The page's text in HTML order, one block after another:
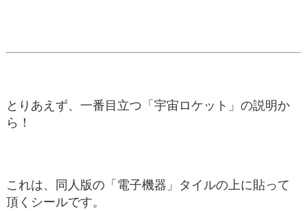
とりあえず、一番目立つ「宇宙ロケット」の説明か
ら！
これは、同人版の「電子機器」タイルの上に貼って
頂くシールです。